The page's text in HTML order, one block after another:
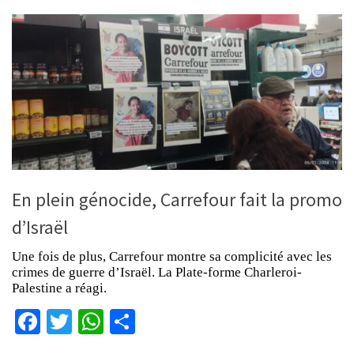
En plein génocide, Carrefour fait la promo
d’Israël
Une fois de plus, Carrefour montre sa complicité avec les
crimes de guerre d’Israël. La Plate-forme Charleroi-
Palestine a réagi.
Facebook
TwitterWhatsApp